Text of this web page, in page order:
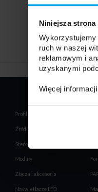
Niniejsza
Wykorzystujemy
ruch w naszej
reklamowym i
uzyskanymi
Więcej
Profile LED LUMINES
Źródła LED
Sterowniki
Moduły
Złącza i akcesoria
Naświetlacze LED